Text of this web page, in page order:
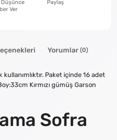
Düşünce
Ver
Paylaş
Yorumlar (0)
Paket içinde 16 adet
Kırmızı gümüş Garson
Sofra